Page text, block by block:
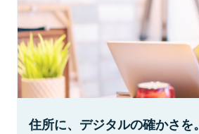
住所に、デジタルの確かさを。